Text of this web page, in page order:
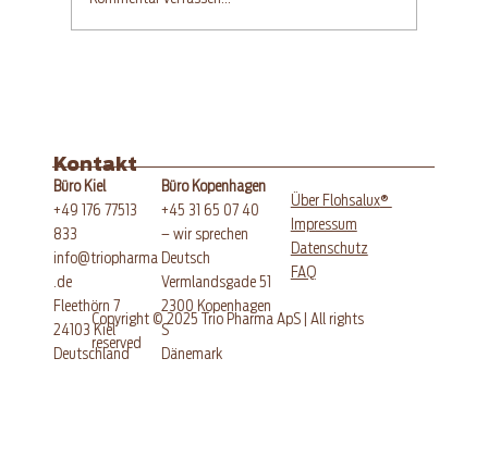
Kontakt
Büro Kiel
+49 176 77513
833
info@triopharma
.de
Fleethörn 7
24103 Kiel
​Deutschland
Büro Kopenhagen
+45 31 65 07 40
– wir sprechen
Deutsch
Vermlandsgade 51
​2300 Kopenhagen
S
Dänemark
Über Flohsalux®
Impressum
Datenschutz
FAQ
Copyright © 2025 Trio Pharma ApS | All rights
reserved